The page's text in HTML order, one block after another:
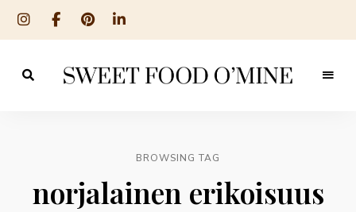
´Mine
BROWSING TAG
norjalainen erikoisuus